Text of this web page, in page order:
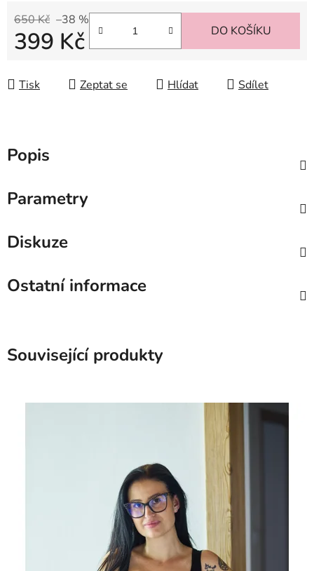
650 Kč –38 %
399 Kč DO KOŠÍKU
Tisk Zeptat se Hlídat Sdílet
Popis
Parametry
Diskuze
Ostatní informace
Související produkty